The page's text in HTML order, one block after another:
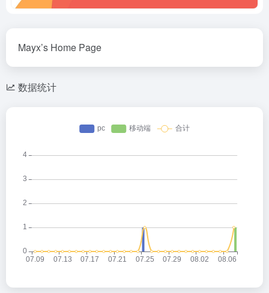
Mayx’s Home Page
数据统计